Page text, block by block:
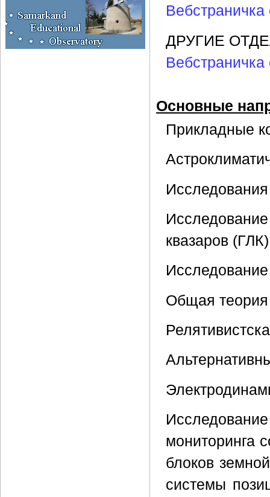
Вебстраничка
ДРУГИЕ
Вебстраничка
Основные
Прикладные
квазаров
Исследование
Общая теория
мониторинга
блоков
системы